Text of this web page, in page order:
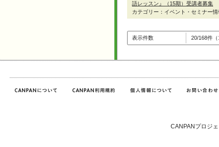
語レッスン』（15期）受講者募集
カテゴリー：イベント・セミナー情
表示件数 20/168件
CANPANプロジ